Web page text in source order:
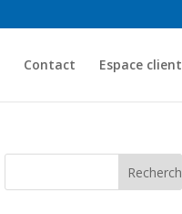
Contact Espace client